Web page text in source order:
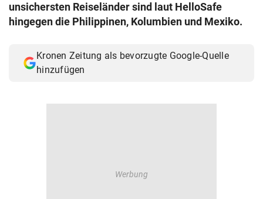
unsichersten Reiseländer sind laut HelloSafe
hingegen die Philippinen, Kolumbien und Mexiko.
Kronen Zeitung als bevorzugte Google-Quelle
hinzufügen